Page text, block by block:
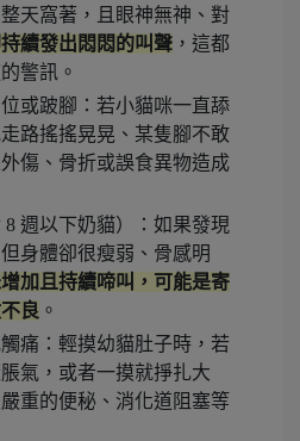
天窩著，且眼神無神、對
續發出悶悶的叫聲 ，這都
警訊。
或跛腳：若小貓咪一直舔
路搖搖晃晃、某隻腳不敢
傷、骨折或誤食異物造成
週以下奶貓）：如果發現
身體卻很瘦弱、骨感明
加且持續啼叫，可能是寄
良 。
痛：輕摸幼貓肚子時，若
氣，或者一摸就掙扎大
重的便秘、消化道阻塞等